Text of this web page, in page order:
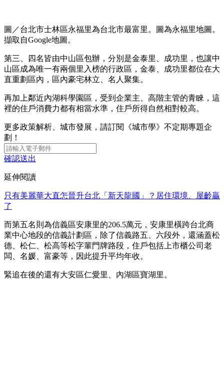
圖／台北市士林區永福里為台北市最富里。圖為永福里地圖。
擷取自Google地圖。
第三、四名皆由中山區包辦，分別是金泰里、成功里，也讓中
山區成為唯一有兩個里入榜的行政區，金泰、成功里都位在大
直重劃區內，區內豪宅林立、名人聚集。
再加上鄰近內湖科學園區，受到企業主、高階主管的青睞，這
裡的住戶消費力都有相當水準，住戶所得自然相對較高。
更多政策解析、城市發展，請訂閱《城市學》不定期專題企
劃！
確認送出
延伸閱讀
只有美麗華大直怎晉升台北「新天龍國」？居住環境、屋齡贏
了
而第五名則為信義區安康里的206.5萬元，安康里橫跨台北商
業中心地段的信義計劃區，除了信義路五、六段外，還涵蓋松
德、松仁、松高等松字輩門牌路段，住戶包括上市櫃公司老
闆、名媛、富豪等，因此提升平均年收。
緊追在後的還有大安區仁愛里、內湖區寶湖里。